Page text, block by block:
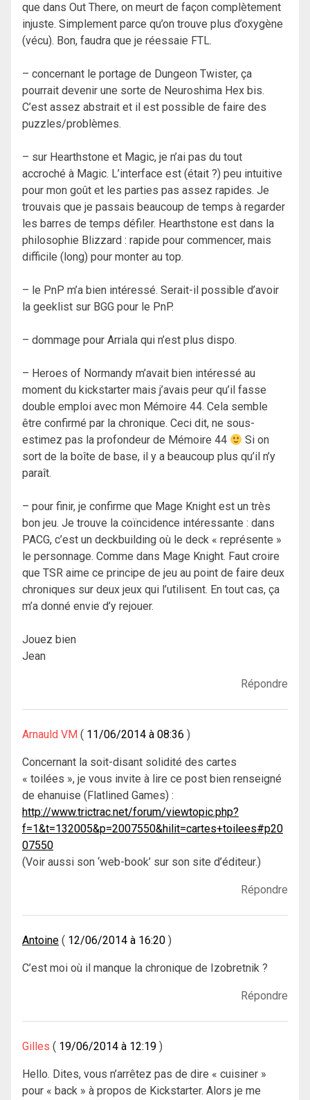
que dans Out There, on meurt de façon complètement
injuste. Simplement parce qu’on trouve plus d’oxygène
(vécu). Bon, faudra que je réessaie FTL.
– concernant le portage de Dungeon Twister, ça
pourrait devenir une sorte de Neuroshima Hex bis.
C’est assez abstrait et il est possible de faire des
puzzles/problèmes.
– sur Hearthstone et Magic, je n’ai pas du tout
accroché à Magic. L’interface est (était ?) peu intuitive
pour mon goût et les parties pas assez rapides. Je
trouvais que je passais beaucoup de temps à regarder
les barres de temps défiler. Hearthstone est dans la
philosophie Blizzard : rapide pour commencer, mais
difficile (long) pour monter au top.
– le PnP m’a bien intéressé. Serait-il possible d’avoir
la geeklist sur BGG pour le PnP.
– dommage pour Arriala qui n’est plus dispo.
– Heroes of Normandy m’avait bien intéressé au
moment du kickstarter mais j’avais peur qu’il fasse
double emploi avec mon Mémoire 44. Cela semble
être confirmé par la chronique. Ceci dit, ne sous-
estimez pas la profondeur de Mémoire 44
Si on
sort de la boîte de base, il y a beaucoup plus qu’il n’y
paraît.
– pour finir, je confirme que Mage Knight est un très
bon jeu. Je trouve la coïncidence intéressante : dans
PACG, c’est un deckbuilding où le deck « représente »
le personnage. Comme dans Mage Knight. Faut croire
que TSR aime ce principe de jeu au point de faire deux
chroniques sur deux jeux qui l’utilisent. En tout cas, ça
m’a donné envie d’y rejouer.
Jouez bien
Jean
Répondre
Arnauld VM 11/06/2014 à 08:36
Concernant la soit-disant solidité des cartes
« toilées », je vous invite à lire ce post bien renseigné
de ehanuise (Flatlined Games) :
http://www.trictrac.net/forum/viewtopic.php?
f=1&t=132005&p=2007550&hilit=cartes+toilees#p20
07550
(Voir aussi son ‘web-book’ sur son site d’éditeur.)
Répondre
Antoine 12/06/2014 à 16:20
C’est moi où il manque la chronique de Izobretnik ?
Répondre
Gilles 19/06/2014 à 12:19
Hello. Dites, vous n’arrêtez pas de dire « cuisiner »
pour « back » à propos de Kickstarter. Alors je me